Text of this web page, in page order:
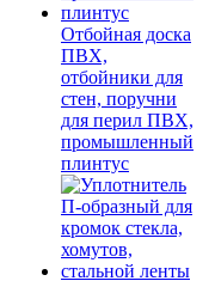
Отбойная доска
ПВХ,
отбойники для
стен, поручни
для перил ПВХ,
промышленный
плинтус